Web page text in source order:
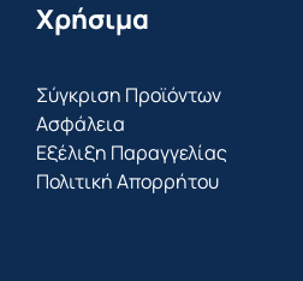
Χρήσιμα
Σύγκριση Προϊόντων
Ασφάλεια
Εξέλιξη Παραγγελίας
Πολιτική Απορρήτου